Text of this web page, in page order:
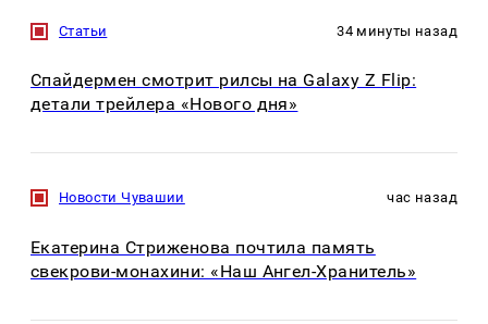
Статьи 34 минуты назад
Спайдермен смотрит рилсы на Galaxy Z Flip:
детали трейлера «Нового дня»
Новости Чувашии час назад
Екатерина Стриженова почтила память
свекрови-монахини: «Наш Ангел-Хранитель»